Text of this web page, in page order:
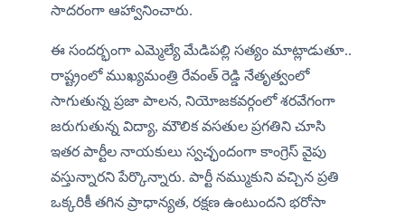
సాదరంగా ఆహ్వానించారు.
ఈ సందర్భంగా ఎమ్మెల్యే మేడిపల్లి సత్యం మాట్లాడుతూ..
రాష్ట్రంలో ముఖ్యమంత్రి రేవంత్ రెడ్డి నేతృత్వంలో
సాగుతున్న ప్రజా పాలన, నియోజకవర్గంలో శరవేగంగా
జరుగుతున్న విద్యా, మౌలిక వసతుల ప్రగతిని చూసి
ఇతర పార్టీల నాయకులు స్వచ్ఛందంగా కాంగ్రెస్ వైపు
వస్తున్నారని పేర్కొన్నారు. పార్టీ నమ్ముకుని వచ్చిన ప్రతి
ఒక్కరికీ తగిన ప్రాధాన్యత, రక్షణ ఉంటుందని భరోసా